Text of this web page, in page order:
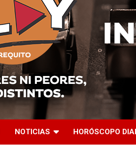
NOTICIAS HORÓSCOPO